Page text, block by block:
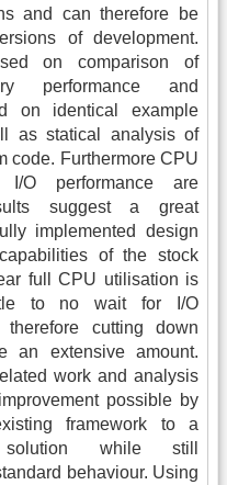
and can therefore be
of development.
on comparison of
performance and
on identical example
as statical analysis of
code. Furthermore CPU
I/O performance are
suggest a great
implemented design
of the stock
full CPU utilisation is
to no wait for I/O
cutting down
an extensive amount.
work and analysis
possible by
framework to a
solution while still
behaviour. Using